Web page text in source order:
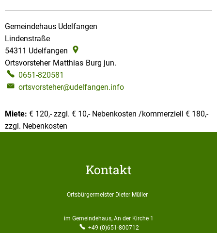
Gemeindehaus Udelfangen
Lindenstraße
54311 Udelfangen
Ortsvorsteher Matthias Burg jun.
0651-820581
ortsvorsteher@udelfangen.info
Miete: € 120,- zzgl. € 10,- Nebenkosten /kommerziell € 180,-
zzgl. Nebenkosten
Kontakt
Ortsbürgermeister Dieter Müller
im Gemeindehaus, An der Kirche 1
+49 (0)651-800712